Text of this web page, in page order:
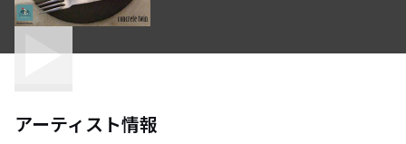
アーティスト情報